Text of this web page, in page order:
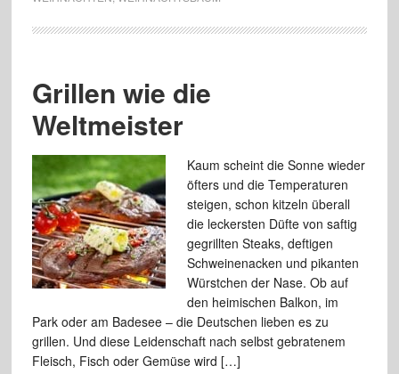
Grillen wie die
Weltmeister
Kaum scheint die Sonne wieder
öfters und die Temperaturen
steigen, schon kitzeln überall
die leckersten Düfte von saftig
gegrillten Steaks, deftigen
Schweinenacken und pikanten
Würstchen der Nase. Ob auf
den heimischen Balkon, im
Park oder am Badesee – die Deutschen lieben es zu
grillen. Und diese Leidenschaft nach selbst gebratenem
Fleisch, Fisch oder Gemüse wird […]